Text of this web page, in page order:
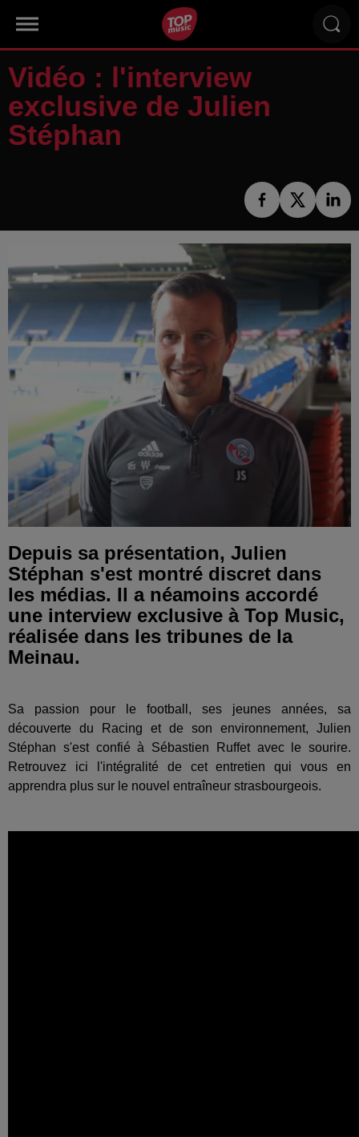
Vidéo : l'interview
exclusive de Julien
Stéphan
Depuis sa présentation, Julien
Stéphan s'est montré discret dans
les médias. Il a néamoins accordé
une interview exclusive à Top Music,
réalisée dans les tribunes de la
Meinau.
Sa passion pour le football, ses jeunes années, sa
découverte du Racing et de son environnement, Julien
Stéphan s'est confié à Sébastien Ruffet avec le sourire.
Retrouvez ici l'intégralité de cet entretien qui vous en
apprendra plus sur le nouvel entraîneur strasbourgeois.